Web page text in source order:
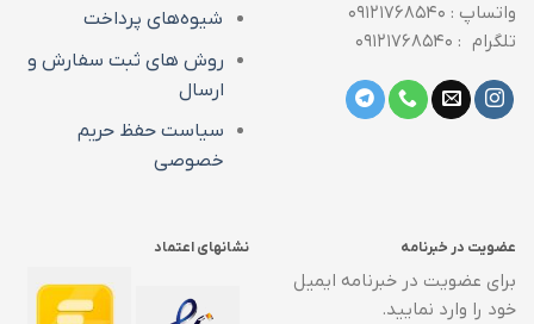
واتساپ : ۰۹۱۲۱۷۶۸۵۴۰
تلگرام : ۰۹۱۲۱۷۶۸۵۴۰
شیوه‌های پرداخت
روش های ثبت سفارش و
ارسال
سیاست حفظ حریم
خصوصی
عضویت در خبرنامه
برای عضویت در خبرنامه ایمیل
خود را وارد نمایید.
نشانهای اعتماد